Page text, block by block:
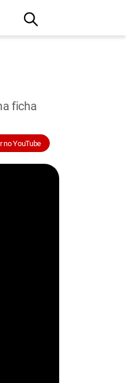
ficha
no YouTube